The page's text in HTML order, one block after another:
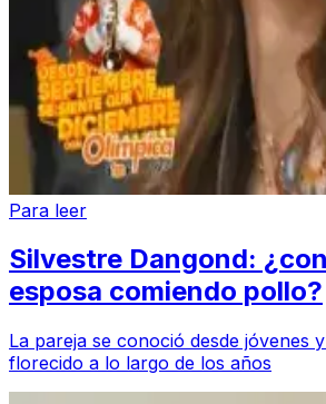
Para leer
Silvestre Dangond:
esposa comiendo pollo?
La pareja se conoció desde jóvenes
florecido a lo largo de los años